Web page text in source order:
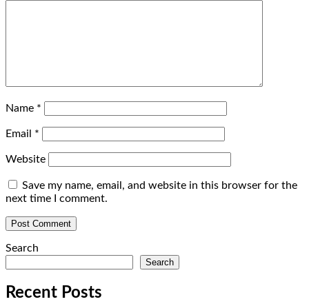
Name *
Email *
Website
Save my name, email, and website in this browser for the
next time I comment.
Search
Search
Recent Posts